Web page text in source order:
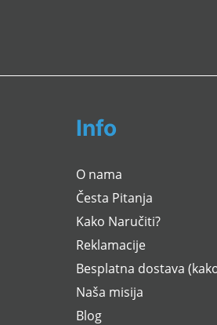
Info
O nama
Česta Pitanja
Kako Naručiti?
Reklamacije
Besplatna dostava
Naša misija
Blog